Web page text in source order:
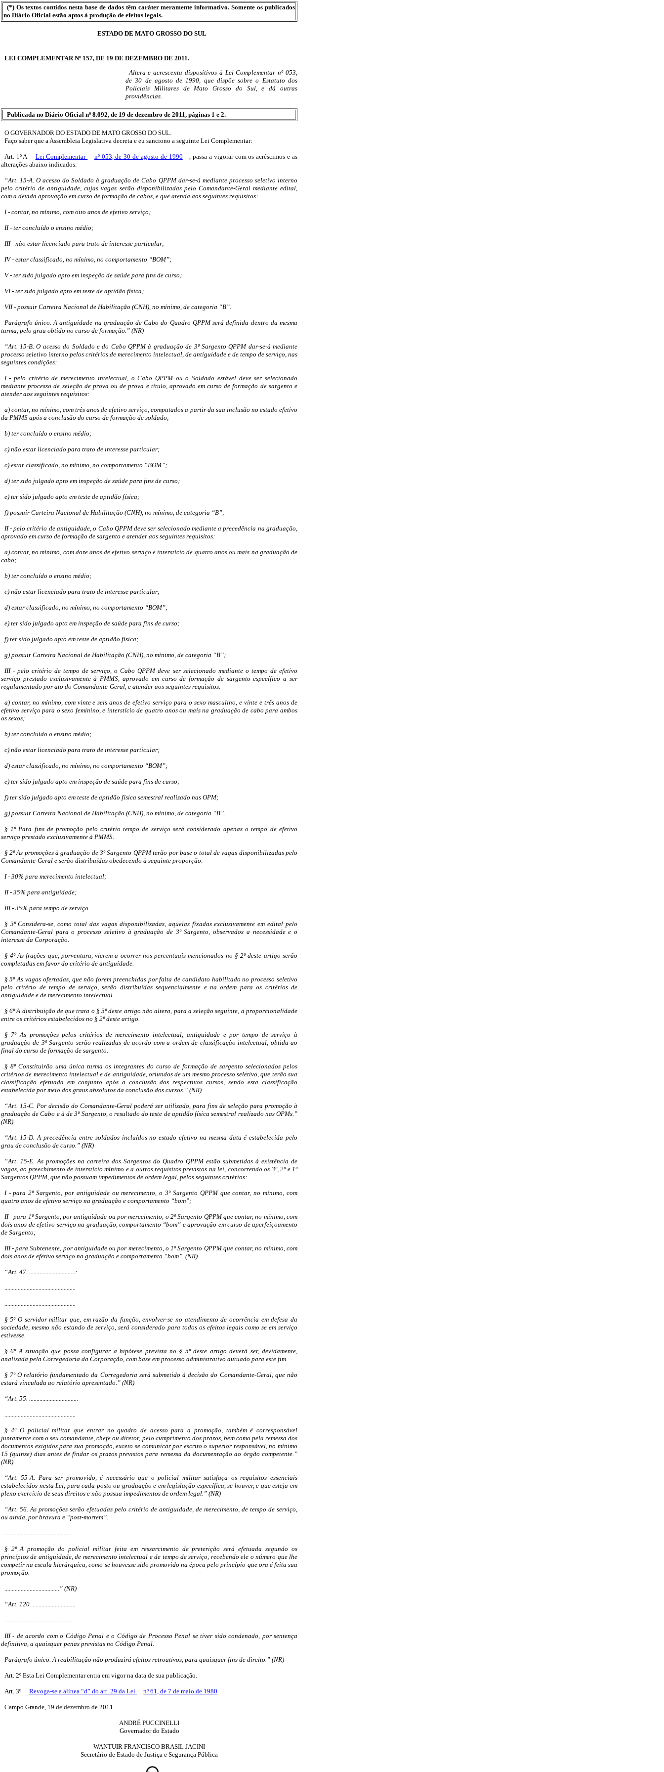
(*) Os textos contidos nesta base de dados têm caráter meramente informativo. Somente os publicados
no Diário Oficial estão aptos à produção de efeitos legais.
ESTADO DE MATO GROSSO DO SUL
LEI COMPLEMENTAR Nº 157, DE 19 DE DEZEMBRO DE 2011.
Altera e acrescenta dispositivos à Lei Complementar nº 053,
de 30 de agosto de 1990, que dispõe sobre o Estatuto dos
Policiais Militares de Mato Grosso do Sul, e dá outras
providências.
Publicada no Diário Oficial nº 8.092, de 19 de dezembro de 2011, páginas 1 e 2.
O GOVERNADOR DO ESTADO DE MATO GROSSO DO SUL.
Faço saber que a Assembleia Legislativa decreta e eu sanciono a seguinte Lei Complementar:
Art. 1º A Lei Complementar nº 053, de 30 de agosto de 1990
, passa a vigorar com os acréscimos e as
alterações abaixo indicados:
“Art. 15-A. O acesso do Soldado à graduação de Cabo QPPM dar-se-á mediante processo seletivo interno
pelo critério de antiguidade, cujas vagas serão disponibilizadas pelo Comandante-Geral mediante edital,
com a devida aprovação em curso de formação de cabos, e que atenda aos seguintes requisitos:
I - contar, no mínimo, com oito anos de efetivo serviço;
II - ter concluído o ensino médio;
III - não estar licenciado para trato de interesse particular;
IV - estar classificado, no mínimo, no comportamento “BOM”;
V - ter sido julgado apto em inspeção de saúde para fins de curso;
VI - ter sido julgado apto em teste de aptidão física;
VII - possuir Carteira Nacional de Habilitação (CNH), no mínimo, de categoria “B”.
Parágrafo único. A antiguidade na graduação de Cabo do Quadro QPPM será definida dentro da mesma
turma, pelo grau obtido no curso de formação.” (NR)
“Art. 15-B. O acesso do Soldado e do Cabo QPPM à graduação de 3º Sargento QPPM dar-se-á mediante
processo seletivo interno pelos critérios de merecimento intelectual, de antiguidade e de tempo de serviço, nas
seguintes condições:
I - pelo critério de merecimento intelectual, o Cabo QPPM ou o Soldado estável deve ser selecionado
mediante processo de seleção de prova ou de prova e título, aprovado em curso de formação de sargento e
atender aos seguintes requisitos:
a) contar, no mínimo, com três anos de efetivo serviço, computados a partir da sua inclusão no estado efetivo
da PMMS após a conclusão do curso de formação de soldado;
b) ter concluído o ensino médio;
c) não estar licenciado para trato de interesse particular;
c) estar classificado, no mínimo, no comportamento “BOM”;
d) ter sido julgado apto em inspeção de saúde para fins de curso;
e) ter sido julgado apto em teste de aptidão física;
f) possuir Carteira Nacional de Habilitação (CNH), no mínimo, de categoria “B”;
II - pelo critério de antiguidade, o Cabo QPPM deve ser selecionado mediante a precedência na graduação,
aprovado em curso de formação de sargento e atender aos seguintes requisitos:
a) contar, no mínimo, com doze anos de efetivo serviço e interstício de quatro anos ou mais na graduação de
cabo;
b) ter concluído o ensino médio;
c) não estar licenciado para trato de interesse particular;
d) estar classificado, no mínimo, no comportamento “BOM”;
e) ter sido julgado apto em inspeção de saúde para fins de curso;
f) ter sido julgado apto em teste de aptidão física;
g) possuir Carteira Nacional de Habilitação (CNH), no mínimo, de categoria “B”;
III - pelo critério de tempo de serviço, o Cabo QPPM deve ser selecionado mediante o tempo de efetivo
serviço prestado exclusivamente à PMMS, aprovado em curso de formação de sargento específico a ser
regulamentado por ato do Comandante-Geral, e atender aos seguintes requisitos:
a) contar, no mínimo, com vinte e seis anos de efetivo serviço para o sexo masculino, e vinte e três anos de
efetivo serviço para o sexo feminino, e interstício de quatro anos ou mais na graduação de cabo para ambos
os sexos;
b) ter concluído o ensino médio;
c) não estar licenciado para trato de interesse particular;
d) estar classificado, no mínimo, no comportamento “BOM”;
e) ter sido julgado apto em inspeção de saúde para fins de curso;
f) ter sido julgado apto em teste de aptidão física semestral realizado nas OPM;
g) possuir Carteira Nacional de Habilitação (CNH), no mínimo, de categoria “B”.
§ 1º Para fins de promoção pelo critério tempo de serviço será considerado apenas o tempo de efetivo
serviço prestado exclusivamente à PMMS.
§ 2º As promoções à graduação de 3º Sargento QPPM terão por base o total de vagas disponibilizadas pelo
Comandante-Geral e serão distribuídas obedecendo à seguinte proporção:
I - 30% para merecimento intelectual;
II - 35% para antiguidade;
III - 35% para tempo de serviço.
§ 3º Considera-se, como total das vagas disponibilizadas, aquelas fixadas exclusivamente em edital pelo
Comandante-Geral para o processo seletivo à graduação de 3º Sargento, observados a necessidade e o
interesse da Corporação.
§ 4º As frações que, porventura, vierem a ocorrer nos percentuais mencionados no § 2º deste artigo serão
completadas em favor do critério de antiguidade.
§ 5º As vagas ofertadas, que não forem preenchidas por falta de candidato habilitado no processo seletivo
pelo critério de tempo de serviço, serão distribuídas sequencialmente e na ordem para os critérios de
antiguidade e de merecimento intelectual.
§ 6º A distribuição de que trata o § 5º deste artigo não altera, para a seleção seguinte, a proporcionalidade
entre os critérios estabelecidos no § 2º deste artigo.
§ 7º As promoções pelos critérios de merecimento intelectual, antiguidade e por tempo de serviço à
graduação de 3º Sargento serão realizadas de acordo com a ordem de classificação intelectual, obtida ao
final do curso de formação de sargento.
§ 8º Constituirão uma única turma os integrantes do curso de formação de sargento selecionados pelos
critérios de merecimento intelectual e de antiguidade, oriundos de um mesmo processo seletivo, que terão sua
classificação efetuada em conjunto após a conclusão dos respectivos cursos, sendo esta classificação
estabelecida por meio dos graus absolutos da conclusão dos cursos.” (NR)
“Art. 15-C. Por decisão do Comandante-Geral poderá ser utilizado, para fins de seleção para promoção à
graduação de Cabo e à de 3º Sargento, o resultado do teste de aptidão física semestral realizado nas OPMs.”
(NR)
“Art. 15-D. A precedência entre soldados incluídos no estado efetivo na mesma data é estabelecida pelo
grau de conclusão de curso.” (NR)
“Art. 15-E. As promoções na carreira dos Sargentos do Quadro QPPM estão submetidas à existência de
vagas, ao preechimento de interstício mínimo e a outros requisitos previstos na lei, concorrendo os 3º, 2º e 1º
Sargentos QPPM, que não possuam impedimentos de ordem legal, pelos seguintes critérios:
I - para 2º Sargento, por antiguidade ou merecimento, o 3º Sargento QPPM que contar, no mínimo, com
quatro anos de efetivo serviço na graduação e comportamento “bom”;
II - para 1º Sargento, por antiguidade ou por merecimento, o 2º Sargento QPPM que contar, no mínimo, com
dois anos de efetivo serviço na graduação, comportamento “bom” e aprovação em curso de aperfeiçoamento
de Sargento;
III - para Subtenente, por antiguidade ou por merecimento, o 1º Sargento QPPM que contar, no mínimo, com
dois anos de efetivo serviço na graduação e comportamento “bom”. (NR)
“Art. 47. ...............................:
................................................
................................................
§ 5º O servidor militar que, em razão da função, envolver-se no atendimento de ocorrência em defesa da
sociedade, mesmo não estando de serviço, será considerado para todos os efeitos legais como se em serviço
estivesse.
§ 6º A situação que possa configurar a hipótese prevista no § 5º deste artigo deverá ser, devidamente,
analisada pela Corregedoria da Corporação, com base em processo administrativo autuado para este fim.
§ 7º O relatório fundamentado da Corregedoria será submetido à decisão do Comandante-Geral, que não
estará vinculada ao relatório apresentado.” (NR)
“Art. 55. .................................
................................................
§ 4º O policial militar que entrar no quadro de acesso para a promoção, também é corresponsável
juntamente com o seu comandante, chefe ou diretor, pelo cumprimento dos prazos, bem como pela remessa dos
documentos exigidos para sua promoção, exceto se comunicar por escrito o superior responsável, no mínimo
15 (quinze) dias antes de findar os prazos previstos para remessa da documentação ao órgão competente.”
(NR)
“Art. 55-A. Para ser promovido, é necessário que o policial militar satisfaça os requisitos essenciais
estabelecidos nesta Lei, para cada posto ou graduação e em legislação específica, se houver, e que esteja em
pleno exercício de seus direitos e não possua impedimentos de ordem legal.” (NR)
“Art. 56. As promoções serão efetuadas pelo critério de antiguidade, de merecimento, de tempo de serviço,
ou ainda, por bravura e “post-mortem”.
.............................................
§ 2º A promoção do policial militar feita em ressarcimento de preterição será efetuada segundo os
princípios de antiguidade, de merecimento intelectual e de tempo de serviço, recebendo ele o número que lhe
competir na escala hierárquica, como se houvesse sido promovido na época pelo princípio que ora é feita sua
promoção.
.....................................” (NR)
“Art. 120. .............................
..............................................
III - de acordo com o Código Penal e o Código de Processo Penal se tiver sido condenado, por sentença
definitiva, a quaisquer penas previstas no Código Penal.
Parágrafo único. A reabilitação não produzirá efeitos retroativos, para quaisquer fins de direito.” (NR)
Art. 2º Esta Lei Complementar entra em vigor na data de sua publicação.
Art. 3º Revoga-se a alínea “d” do art. 29 da Lei nº 61, de 7 de maio de 1980 .
Campo Grande, 19 de dezembro de 2011.
ANDRÉ PUCCINELLI
Governador do Estado
WANTUIR FRANCISCO BRASIL JACINI
Secretário de Estado de Justiça e Segurança Pública